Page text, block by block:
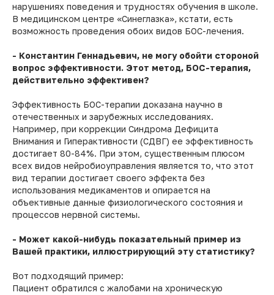
нарушениях поведения и трудностях обучения в школе.
В медицинском центре «Синеглазка», кстати, есть
возможность проведения обоих видов БОС-лечения.
- Константин Геннадьевич, не могу обойти стороной
вопрос эффективности. Этот метод, БОС-терапия,
действительно эффективен?
Эффективность БОС-терапии доказана научно в
отечественных и зарубежных исследованиях.
Например, при коррекции Синдрома Дефицита
Внимания и Гиперактивности (СДВГ) ее эффективность
достигает 80-84%. При этом, существенным плюсом
всех видов нейробиоуправления является то, что этот
вид терапии достигает своего эффекта без
использования медикаментов и опирается на
объективные данные физиологического состояния и
процессов нервной системы.
- Может какой-нибудь показательный пример из
Вашей практики, иллюстрирующий эту статистику?
Вот подходящий пример:
Пациент обратился с жалобами на хроническую